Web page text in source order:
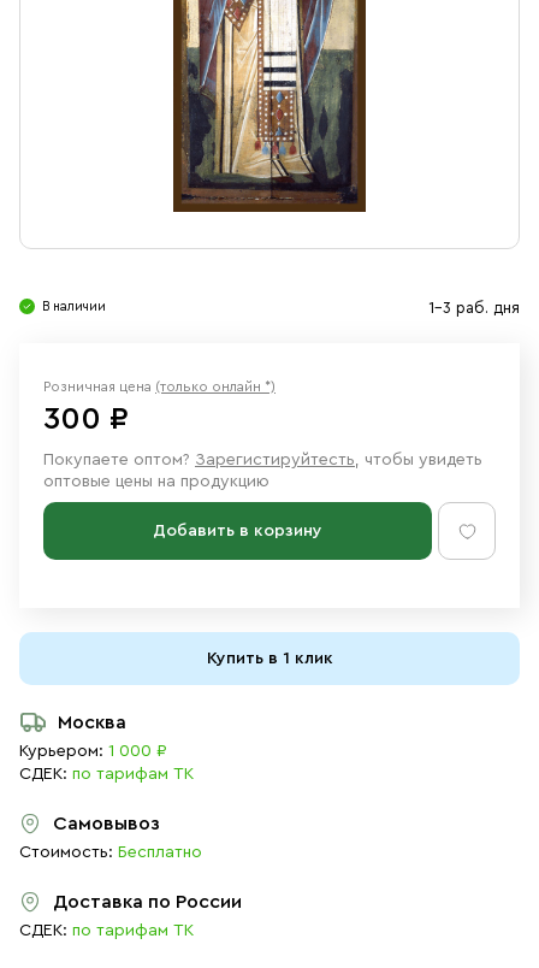
Ювелирные изделия
В наличии 1-3 раб. дня
Розничная цена (только онлайн *)
300 ₽
Покупаете оптом? Зарегистируйтесть, чтобы увидеть
оптовые цены на продукцию
Добавить в корзину
Купить в 1 клик
Москва
Курьером: 1 000 ₽
СДЕК: по тарифам ТК
Самовывоз
Стоимость: Бесплатно
Доставка по России
СДЕК: по тарифам ТК